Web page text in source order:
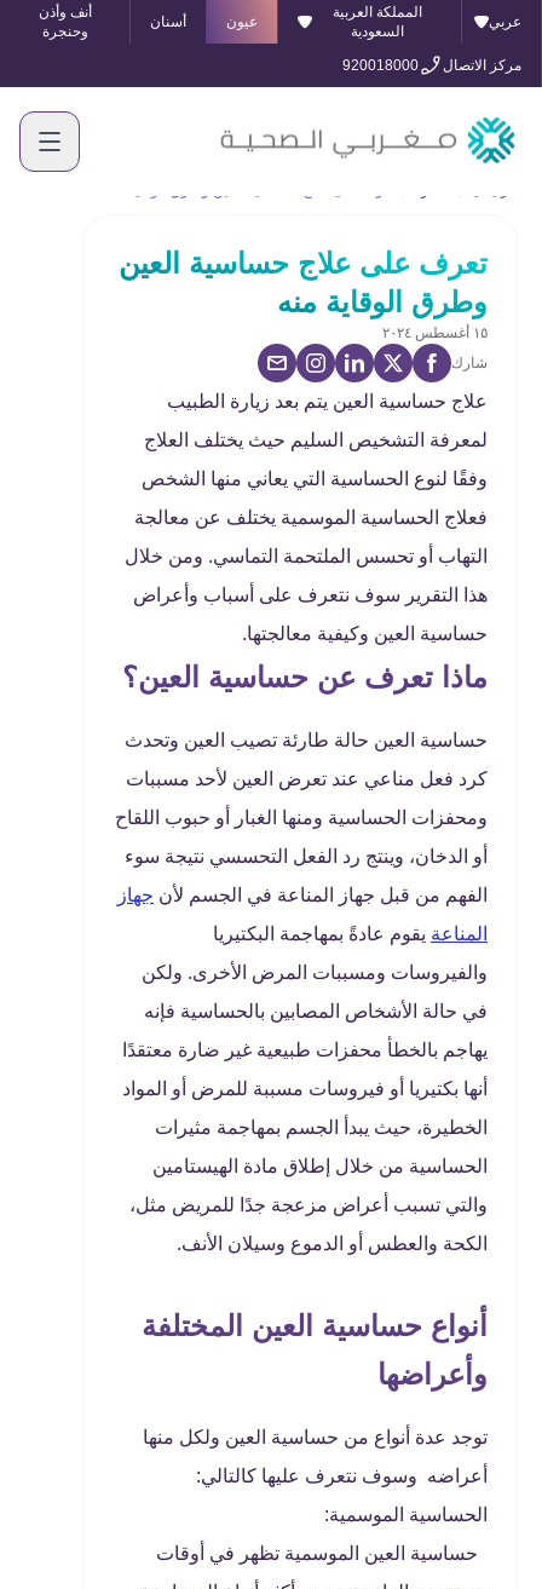
عربي
المملكة العربية
السعودية
عيون أسنان
أنف وأذن
وحنجرة
مركز الاتصال
920018000
تعرف على علاج حساسية العين
وطرق الوقاية منه
١٥ أغسطس ٢٠٢٤
شارك
علاج حساسية العين يتم بعد زيارة الطبيب
لمعرفة التشخيص السليم حيث يختلف العلاج
وفقًا لنوع الحساسية التي يعاني منها الشخص
فعلاج الحساسية الموسمية يختلف عن معالجة
التهاب أو تحسس الملتحمة التماسي. ومن خلال
هذا التقرير سوف نتعرف على أسباب وأعراض
حساسية العين وكيفية معالجتها.
ماذا تعرف عن حساسية العين؟
حساسية العين حالة طارئة تصيب العين وتحدث
كرد فعل مناعي عند تعرض العين لأحد مسببات
ومحفزات الحساسية ومنها الغبار أو حبوب اللقاح
أو الدخان، وينتج رد الفعل التحسسي نتيجة سوء
الفهم من قبل جهاز المناعة في الجسم لأن جهاز
المناعة يقوم عادةً بمهاجمة البكتيريا
والفيروسات ومسببات المرض الأخرى. ولكن
في حالة الأشخاص المصابين بالحساسية فإنه
يهاجم بالخطأ محفزات طبيعية غير ضارة معتقدًا
أنها بكتيريا أو فيروسات مسببة للمرض أو المواد
الخطيرة، حيث يبدأ الجسم بمهاجمة مثيرات
الحساسية من خلال إطلاق مادة الهيستامين
والتي تسبب أعراض مزعجة جدًا للمريض مثل،
الكحة والعطس أو الدموع وسيلان الأنف.
أنواع حساسية العين المختلفة
وأعراضها
توجد عدة أنواع من حساسية العين ولكل منها
أعراضه وسوف نتعرف عليها كالتالي:
الحساسية الموسمية:
حساسية العين الموسمية تظهر في أوقات